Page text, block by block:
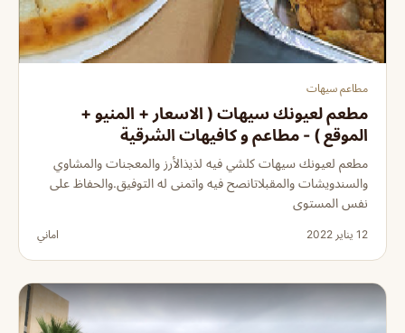
مطاعم سيهات
مطعم لعيونك سيهات ( الاسعار + المنيو +
الموقع ) - مطاعم و كافيهات الشرقية
مطعم لعيونك سيهات كلشي فيه لذيذالأرز والمعجنات والمشاوي
والسندويشات والمقبلاتانصح فيه واتمنى له التوفيق.والحفاظ على
نفس المستوى
12 يناير 2022 اماني